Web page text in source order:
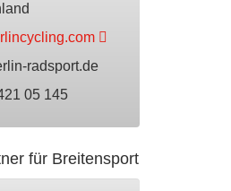
radsport.de
05 145
für Breitensport